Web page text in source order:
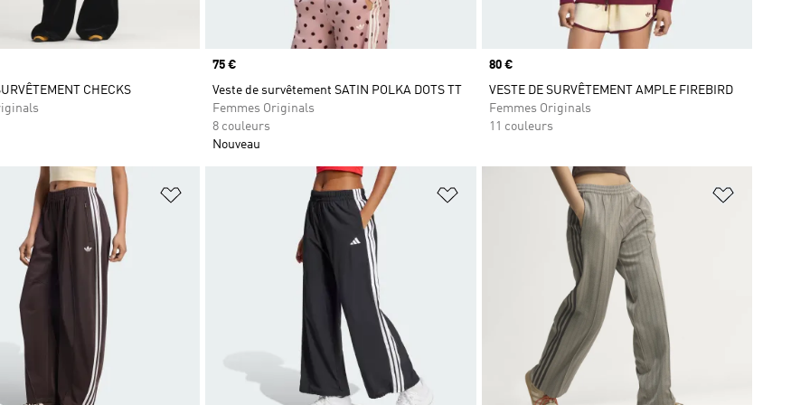
CHECKS
Prix
75 €
Veste de survêtement SATIN POLKA DOTS TT
Femmes Originals
8 couleurs
Nouveau
Prix
80 €
VESTE DE SURVÊTEMENT AMPLE FIREBIRD
Femmes Originals
11 couleurs
de produits favoris Ajouter à la Liste de produits favoris Ajouter à la Liste de produits favoris